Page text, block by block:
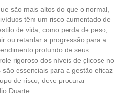
são mais altos do que o normal,
têm um risco aumentado de
de vida, como perda de peso,
ou retardar a progressão para a
profundo de seus
rigoroso dos níveis de glicose no
essenciais para a gestão eficaz
de risco, deve procurar
Duarte.